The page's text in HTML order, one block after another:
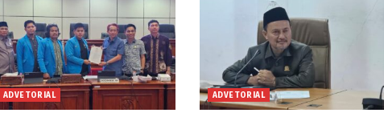
ADVETORIAL ADVETORIAL